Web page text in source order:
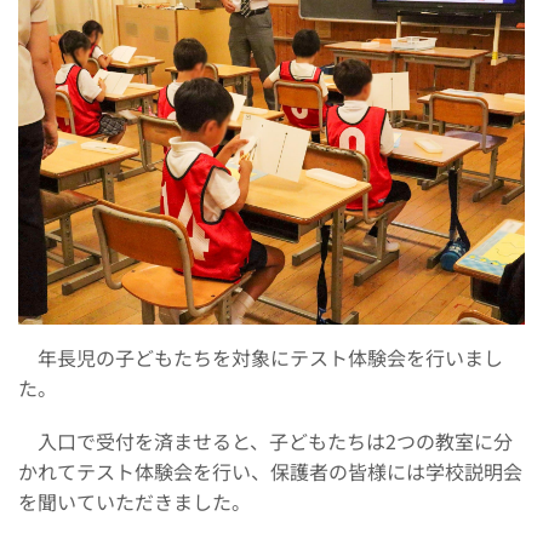
年長児の子どもたちを対象にテスト体験会を行いまし
た。
入口で受付を済ませると、子どもたちは2つの教室に分
かれてテスト体験会を行い、保護者の皆様には学校説明会
を聞いていただきました。